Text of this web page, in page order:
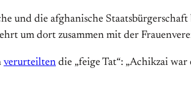
und die afghanische
um dort zusammen mit der
verurteilten die „feige Tat“: „Achikzai